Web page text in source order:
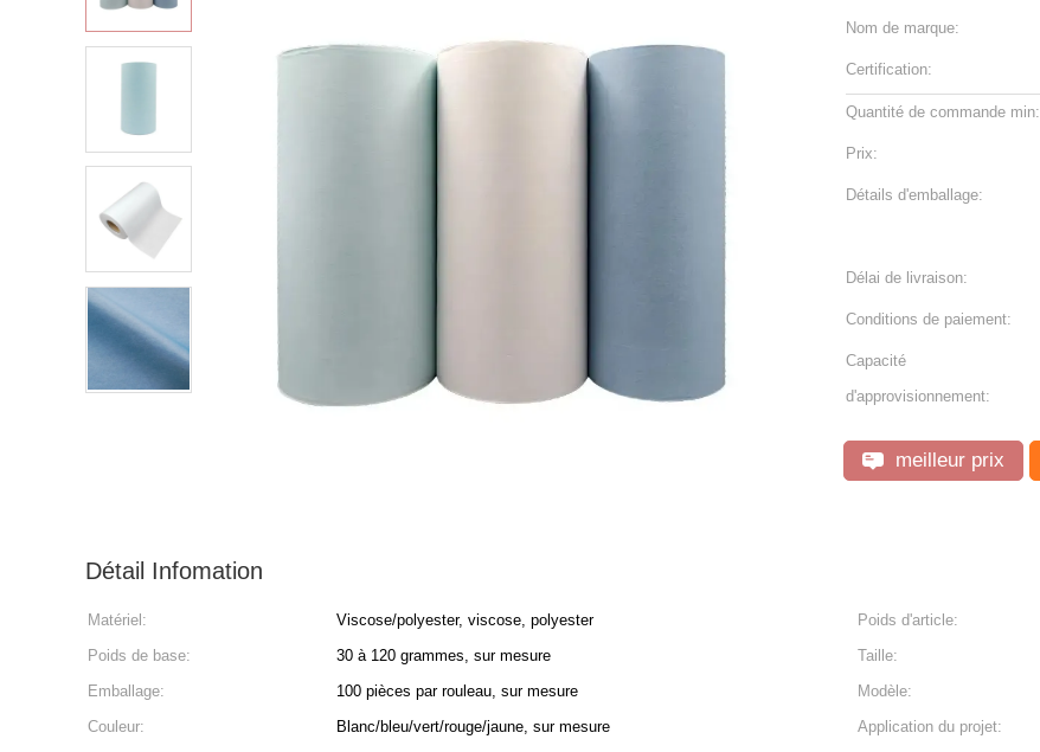
Nom de marque:
Certification:
Quantité de commande min:
Prix:
Détails d'emballage:
Délai de livraison:
Conditions de paiement:
Capacité
d'approvisionnement:
meilleur prix
Détail Infomation
Matériel: Viscose/polyester, viscose, polyester Poids d'article:
Poids de base:
30 à 120 grammes, sur mesure Taille:
Emballage:
100 pièces par rouleau, sur mesure Modèle:
Couleur:
Blanc/bleu/vert/rouge/jaune, sur mesure Application du projet: